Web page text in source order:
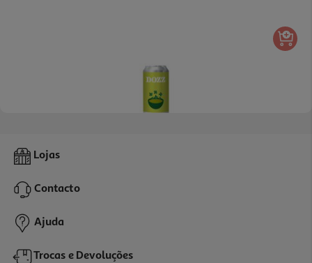
Creme De Broculos Dozz 310 Ml
3,29 €
Lojas
Contacto
Ajuda
Trocas e Devoluções